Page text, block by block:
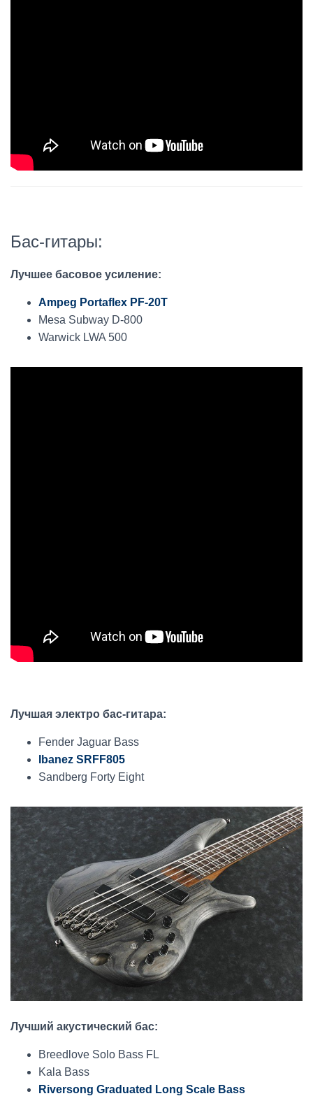
Бас-гитары:
Лучшее басовое усиление:
Ampeg Portaflex PF-20T
Mesa Subway D-800
Warwick LWA 500
Лучшая электро бас-гитара:
Fender Jaguar Bass
Ibanez SRFF805
Sandberg Forty Eight
Лучший акустический бас:
Breedlove Solo Bass FL
Kala Bass
Riversong Graduated Long Scale Bass